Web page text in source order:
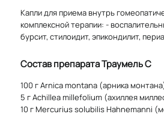
Капли для приема внутрь
комплексной терапии: -
бурсит, стилоидит, эпикондилит,
Состав препарата Траумель С
100 г Arnica montana (арника
5 г Achillea millefolium (ахиллея
10 г Mercurius solubilis Hahnemanni